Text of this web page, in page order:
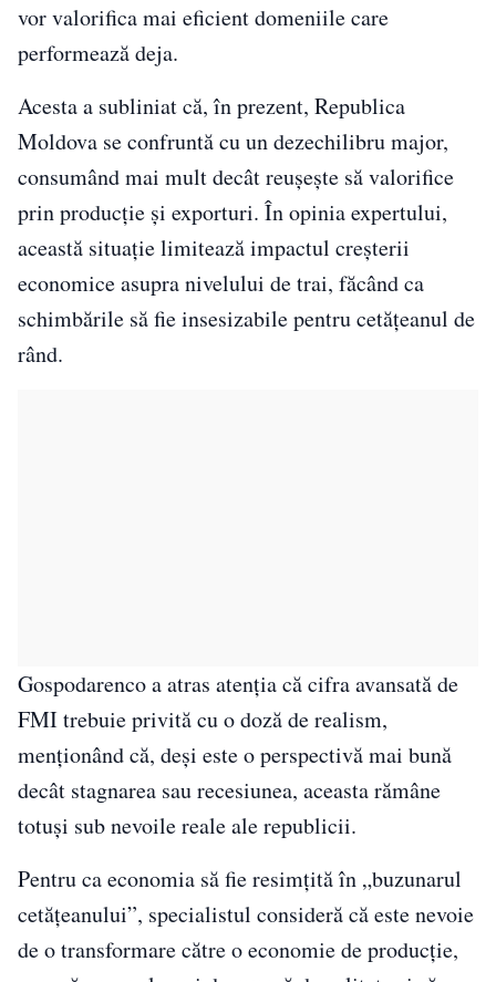
vor valorifica mai eficient domeniile care
performează deja.
Acesta a subliniat că, în prezent, Republica
Moldova se confruntă cu un dezechilibru major,
consumând mai mult decât reușește să valorifice
prin producție și exporturi. În opinia expertului,
această situație limitează impactul creșterii
economice asupra nivelului de trai, făcând ca
schimbările să fie insesizabile pentru cetățeanul de
rând.
Gospodarenco a atras atenția că cifra avansată de
FMI trebuie privită cu o doză de realism,
menționând că, deși este o perspectivă mai bună
decât stagnarea sau recesiunea, aceasta rămâne
totuși sub nevoile reale ale republicii.
Pentru ca economia să fie resimțită în „buzunarul
cetățeanului”, specialistul consideră că este nevoie
de o transformare către o economie de producție,